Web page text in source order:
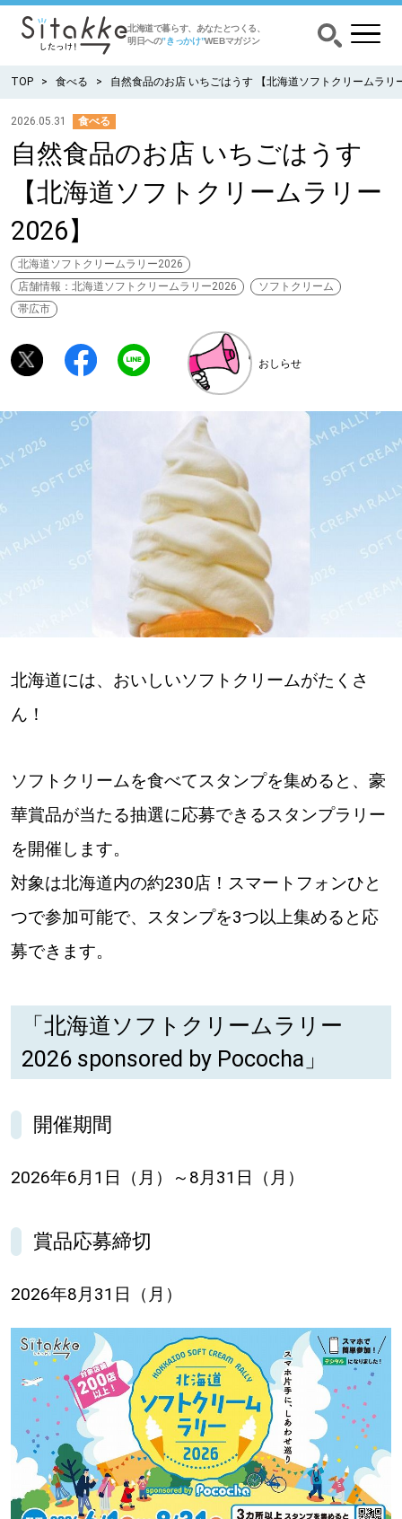
北海道で暮らす、あなたとつくる、
明日への”きっかけ”WEBマガジン
北海道で暮らす、あなたとつくる、
明日への”きっかけ”WEBマガジン
CATEGORY カテゴリー
食べる
出かける
暮らす
みがく
深める
ゆるむ
ローカルエリア
道南
道東
道央
KEYWORD
【いろんな価値観や生き方に触れたい】
Sitakke編集部 IKU 【まったり楽しみたい】
【暮らしの知恵を身につけたい】
【札幌のお気に入りを見つけたい】
【道北のお気に入りを見つけたい】
【道東のお気に入りを見つけたい】
TOP 食べる 自然食品のお店 いちごはうす 【北海道ソフトクリームラリ
2026.05.31 食べる
自然食品のお店 いちごはうす
【北海道ソフトクリームラリー
2026】
北海道ソフトクリームラリー2026
店舗情報：北海道ソフトクリームラリー2026
ソフトクリーム
帯広市
おしらせ
北海道には、おいしいソフトクリームがたくさ
ん！
ソフトクリームを食べてスタンプを集めると、豪
華賞品が当たる抽選に応募できるスタンプラリー
を開催します。
対象は北海道内の約230店！スマートフォンひと
つで参加可能で、スタンプを3つ以上集めると応
募できます。
「北海道ソフトクリームラリー
2026 sponsored by Pococha」
開催期間
2026年6月1日（月）～8月31日（月）
賞品応募締切
2026年8月31日（月）